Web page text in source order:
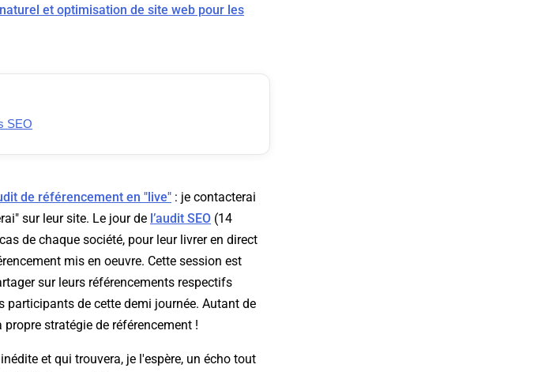
et optimisation de site web pour les
SEO
de référencement en "live" : je contacterai
sur leur site. Le jour de l’audit SEO (14
de chaque société, pour leur livrer en direct
mis en oeuvre. Cette session est
sur leurs référencements respectifs
participants de cette demi journée. Autant de
stratégie de référencement !
et qui trouvera, je l'espère, un écho tout